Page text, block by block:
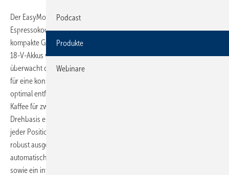
Der EasyMoka 18V-2 Inox von Bosch ist ein akkubetriebener
Espressokocher für den mobilen Kaffeegenuss auf der Baustelle. Das
kompakte Gerät ist Teil des „18V Power for All Systems“ und nutzt die
18-V-Akkus von Bosch. Dank sensorbasierter Temperaturregelung
überwacht die EasyMoka den Brühvorgang kontinuierlich und sorgt
für eine konstante Brühtemperatur, damit sich das Kaffeearoma
optimal entfalten kann. Der Espressokocher bereitet bis zu 90 ml
Kaffee für zwei Tassen in weniger als vier Minuten zu. Eine 360-Grad-
Drehbasis erleichtert das Aufsetzen und Abnehmen der Kanne aus
jeder Position. Das Gehäuse aus lebensmittelechtem Edelstahl ist
robust ausgeführt. Für Sicherheit im Betrieb sorgen Funktionen wie
automatische Abschaltung, Überhitzungs- und Trockenlaufschutz
sowie ein integriertes Sicherheitsventil. Die EasyMoka 18V-2 Inox
Podcast
Produkte
Webinare